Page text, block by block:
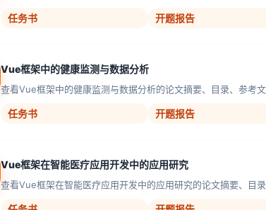
任务书 开题报告
Vue框架中的健康监测与数据分析
查看Vue框架中的健康监测与数据分析的论文摘要、目录、参考
任务书 开题报告
Vue框架在智能医疗应用开发中的应用研究
查看Vue框架在智能医疗应用开发中的应用研究的论文摘要、目